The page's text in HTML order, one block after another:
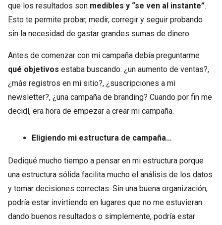
que los resultados son medibles y “se ven al instante”.
Esto te permite probar, medir, corregir y seguir probando
sin la necesidad de gastar grandes sumas de dinero.
Antes de comenzar con mi campaña debía preguntarme
qué objetivos estaba buscando: ¿un aumento de ventas?,
¿más registros en mi sitio?, ¿suscripciones a mi
newsletter?, ¿una campaña de branding? Cuando por fin me
decidí, era hora de empezar a crear mi campaña.
Eligiendo mi estructura de campaña…
Dediqué mucho tiempo a pensar en mi estructura porque
una estructura sólida facilita mucho el análisis de los datos
y tomar decisiones correctas. Sin una buena organización,
podría estar invirtiendo en lugares que no me estuvieran
dando buenos resultados o simplemente, podría estar